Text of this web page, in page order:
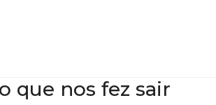
que nos fez sair